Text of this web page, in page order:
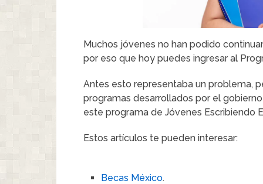
Muchos jóvenes no han podido
por eso que hoy puedes ingresar al
Antes esto representaba un problema,
programas desarrollados por el
este programa de Jóvenes Escribiendo
Estos artículos te pueden interesar:
Becas México.